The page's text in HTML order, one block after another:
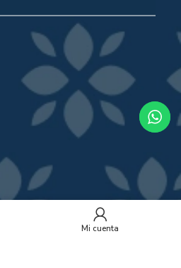
Mi cuenta